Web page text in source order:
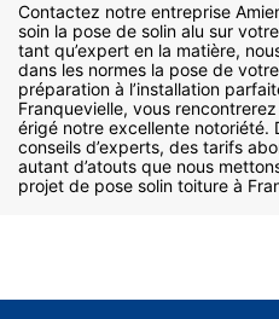
Contactez notre entreprise
soin la pose de solin alu sur
tant qu’expert en la matière,
dans les normes la pose de
préparation à l’installation
Franquevielle, vous
érigé notre excellente notoriété.
conseils d’experts, des tarifs
autant d’atouts que nous
projet de pose solin toiture à